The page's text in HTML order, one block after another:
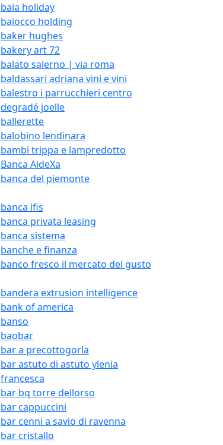
baia holiday
baiocco holding
baker hughes
bakery art 72
balato salerno | via roma
baldassari adriana vini e vini
balestro i parrucchieri centro
degradé joelle
ballerette
balobino lendinara
bambi trippa e lampredotto
Banca AideXa
banca del piemonte
banca ifis
banca privata leasing
banca sistema
banche e finanza
banco fresco il mercato del gusto
bandera extrusion intelligence
bank of america
banso
baobar
bar a precottogorla
bar astuto di astuto ylenia
francesca
bar bq torre dellorso
bar cappuccini
bar cenni a savio di ravenna
bar cristallo